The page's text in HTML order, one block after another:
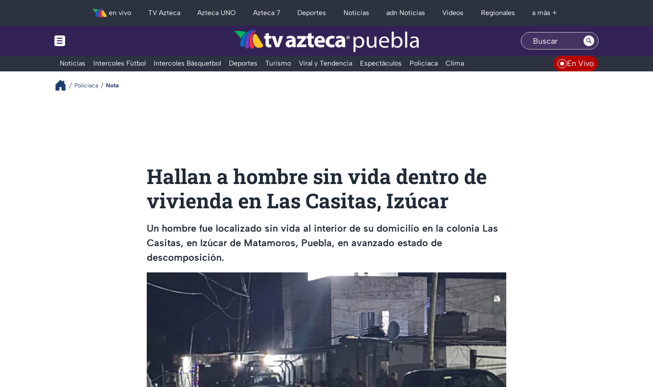
en vivo TV Azteca Azteca UNO Azteca 7 Deportes Noticias adn Noticias Videos Regionales a más +
Noticias Intercoles Fútbol Intercoles Básquetbol Deportes Turismo Viral y Tendencia Espectáculos Policiaca Clima En Vivo
Policiaca Nota
Hallan a hombre sin vida dentro de
vivienda en Las Casitas, Izúcar
Un hombre fue localizado sin vida al interior de su domicilio en la colonia Las
Casitas, en Izúcar de Matamoros, Puebla, en avanzado estado de
descomposición.